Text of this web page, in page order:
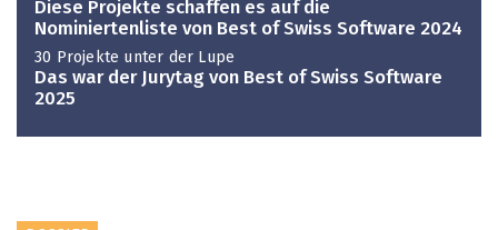
Diese Projekte schaffen es auf die
Nominiertenliste von Best of Swiss Software 2024
30 Projekte unter der Lupe
Das war der Jurytag von Best of Swiss Software
2025